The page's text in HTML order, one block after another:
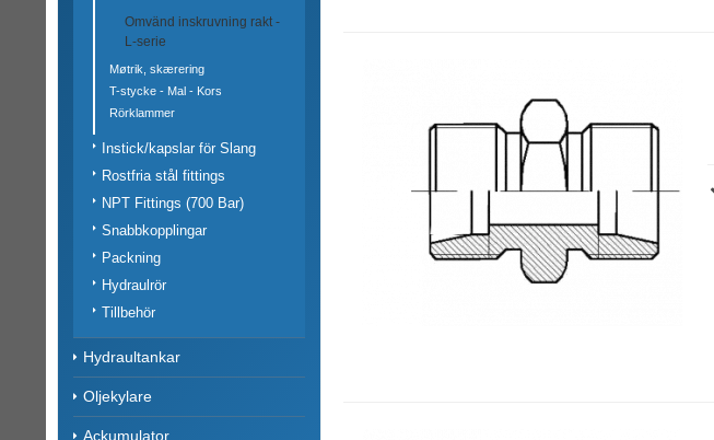
Omvänd inskruvning rakt -
L-serie
Møtrik, skærering
T-stycke - Mal - Kors
Rörklammer
Instick/kapslar för Slang
Rostfria stål fittings
NPT Fittings (700 Bar)
Snabbkopplingar
Packning
Hydraulrör
Tillbehör
Hydraultankar
Oljekylare
Ackumulator